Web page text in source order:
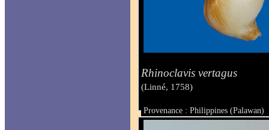
Rhinoclavis vertagus
(Linné, 1758)
Provenance : Philippines (Palawan)
Taille : 49 mm